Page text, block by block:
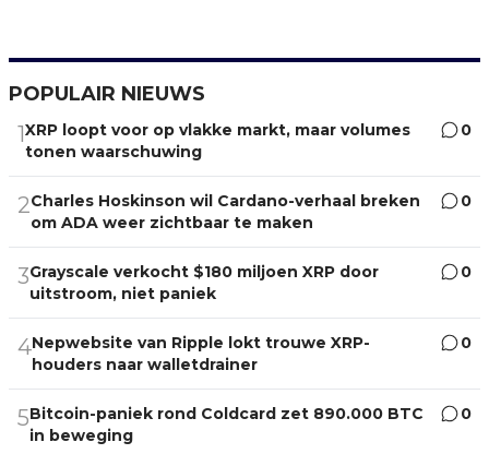
POPULAIR NIEUWS
1XRP loopt voor op vlakke markt, maar volumes
tonen waarschuwing
0
2Charles Hoskinson wil Cardano-verhaal breken
om ADA weer zichtbaar te maken
0
3Grayscale verkocht $180 miljoen XRP door
uitstroom, niet paniek
0
4Nepwebsite van Ripple lokt trouwe XRP-
houders naar walletdrainer
0
5Bitcoin-paniek rond Coldcard zet 890.000 BTC
in beweging
0